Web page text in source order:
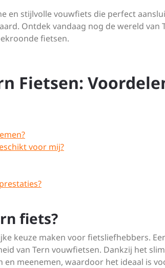
en stijlvolle vouwfiets die perfect
Ontdek vandaag nog de wereld van
fietsen.
Fietsen:
voor mij?
fiets?
keuze maken voor fietsliefhebbers.
van Tern vouwfietsen. Dankzij het
meenemen, waardoor het ideaal is